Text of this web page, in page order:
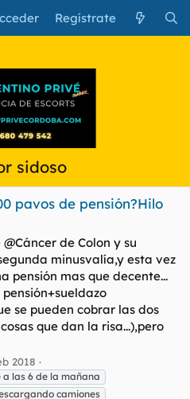
Regístrate
sidoso
pavos de pensión?Hilo
de Colon y su
minusvalía,y esta vez
pensión mas que decente...
se pueden cobrar las dos
que dan la risa...),pero
2018
las 6 de la mañana
camiones